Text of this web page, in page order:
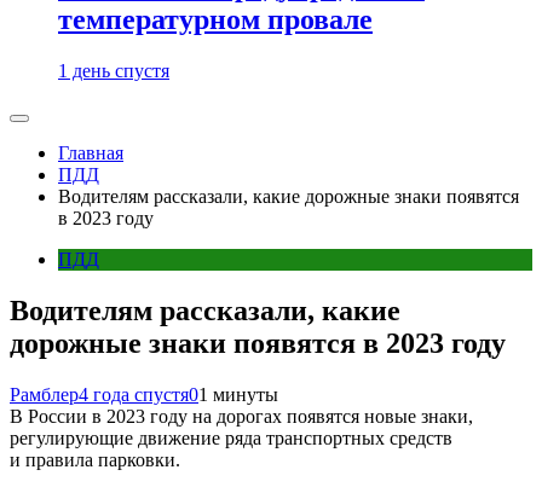
температурном провале
1 день спустя
Главная
ПДД
Водителям рассказали, какие дорожные знаки появятся
в 2023 году
ПДД
Водителям рассказали, какие
дорожные знаки появятся в 2023 году
Рамблер4 года спустя01 минуты
В России в 2023 году на дорогах появятся новые знаки,
регулирующие движение ряда транспортных средств
и правила парковки.